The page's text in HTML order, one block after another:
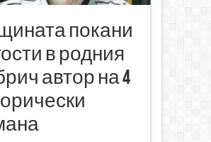
покани
в родния
автор на 4